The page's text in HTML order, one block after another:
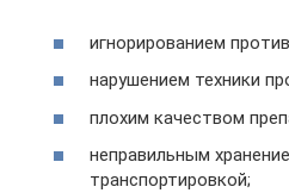
игнорированием
нарушением техники
плохим качеством
неправильным
транспортировкой;